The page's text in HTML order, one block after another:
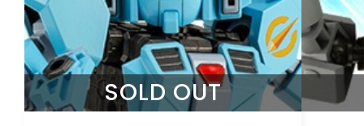
SOLD OUT